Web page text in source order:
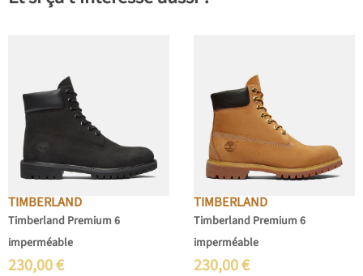
TIMBERLAND
Timberland Premium 6
imperméable
230,00€
TIMBERLAND
Timberland Premium 6
imperméable
230,00€